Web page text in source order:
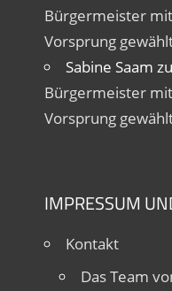
Bürgermeister
Vorsprung
Sabine Saam zu
Bürgermeister
Vorsprung
IMPRESSUM
Kontakt
Das Team